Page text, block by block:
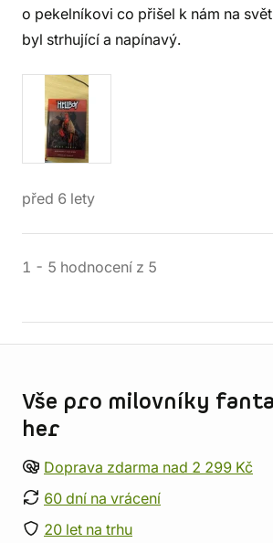
o pekelníkovi co přišel k nám na
byl strhující a napínavý.
před 6 lety
1 - 5 hodnocení z 5
Vše pro milovníky
her
Doprava zdarma nad 2 299 Kč
60 dní na vrácení
20 let na trhu